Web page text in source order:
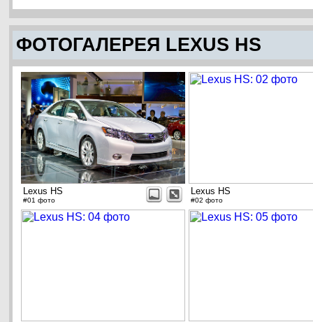
ФОТОГАЛЕРЕЯ LEXUS HS
Lexus HS
#01 фото
Lexus HS
#02 фото